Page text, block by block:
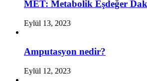
MET: Metabolik Eşdeğer
Eylül 13, 2023
Amputasyon nedir?
Eylül 12, 2023